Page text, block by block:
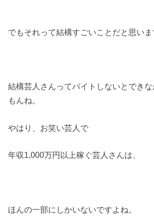
でもそれって結構すごいことだと思いま
結構芸人さんってバイトしないとでき
もんね。
やはり、お笑い芸人で
年収1,000万円以上稼ぐ芸人さんは、
ほんの一部にしかいないですよね。